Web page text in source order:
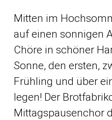
Mitten im
auf einen sonnigen
Chöre in schöner
Sonne, den ersten,
Frühling und über
legen! Der
Mittagspausenchor